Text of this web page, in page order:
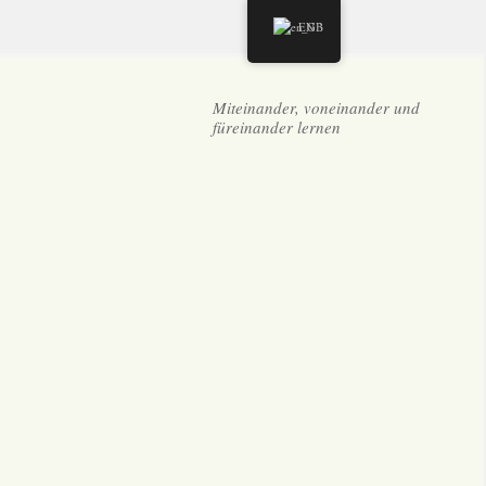
Miteinander, voneinander und
füreinander lernen
EN